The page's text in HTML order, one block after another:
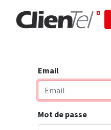
Email
Mot de passe